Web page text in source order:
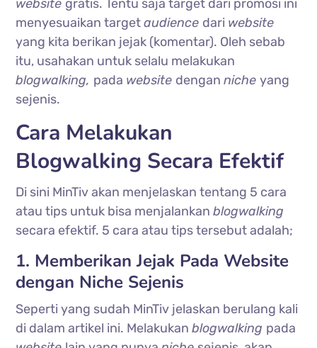
website gratis. Tentu saja target dari promosi ini
menyesuaikan targetaudience dari website
yang kita berikan jejak (komentar). Oleh sebab
itu, usahakan untuk selalu melakukan
blogwalking, pada website dengannicheyang
sejenis.
Cara Melakukan
Blogwalking Secara Efektif
Di sini MinTiv akan menjelaskan tentang 5 cara
atau tips untuk bisa menjalankanblogwalking
secara efektif. 5 cara atau tips tersebut adalah;
1. Memberikan Jejak Pada Website
dengan Niche Sejenis
Seperti yang sudah MinTiv jelaskan berulang kali
di dalam artikel ini. Melakukanblogwalking pada